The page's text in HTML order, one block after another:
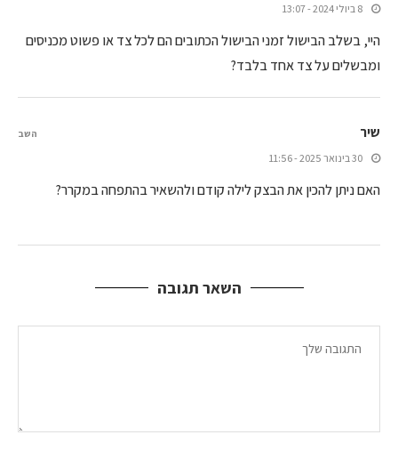
8 ביולי 2024 - 13:07
היי, בשלב הבישול זמני הבישול הכתובים הם לכל צד או פשוט מכניסים
ומבשלים על צד אחד בלבד?
שיר
30 בינואר 2025 - 11:56
האם ניתן להכין את הבצק לילה קודם ולהשאיר בהתפחה במקרר?
השב
השאר תגובה